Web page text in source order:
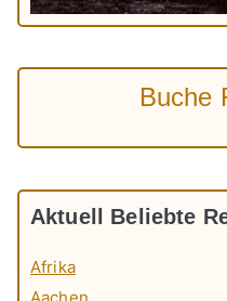
Buche
Aktuell Beliebte
Afrika
Aachen